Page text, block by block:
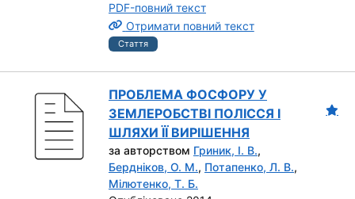
PDF-повний текст
Отримати повний текст
Стаття
ПРОБЛЕМА ФОСФОРУ У
ЗЕМЛЕРОБСТВІ ПОЛІССЯ І
ШЛЯХИ ЇЇ ВИРІШЕННЯ
за авторством Гриник, І. В.,
Бердніков, О. М., Потапенко, Л. В.,
Мілютенко, Т. Б.